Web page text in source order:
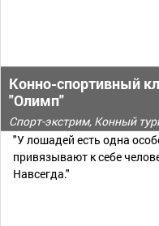
Конно-спортивный
"Олимп"
Спорт-экстрим, Конный
"У лошадей есть одна
привязывают к себе
Навсегда."